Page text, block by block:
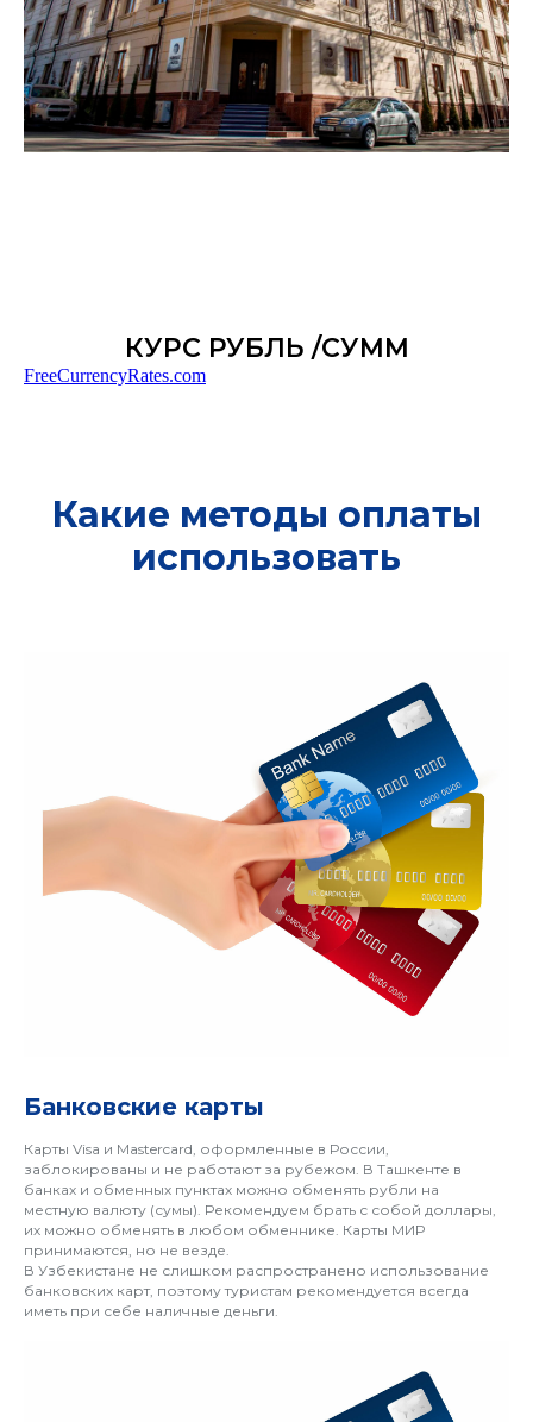
КУРС РУБЛЬ /СУММ
FreeCurrencyRates.com
Какие методы оплаты
использовать
Банковские карты
Карты Visa и Mastercard, оформленные в России,
заблокированы и не работают за рубежом. В Ташкенте в
банках и обменных пунктах можно обменять рубли на
местную валюту (сумы). Рекомендуем брать с собой доллары,
их можно обменять в любом обменнике. Карты МИР
принимаются, но не везде.
В Узбекистане не слишком распространено использование
банковских карт, поэтому туристам рекомендуется всегда
иметь при себе наличные деньги.